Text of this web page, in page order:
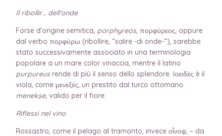
Il ribollir… dell’onde
Forse d’origine semitica, porphyreos, πορφύρεος, oppure
dal verbo πορφύρω (ribollire, “salire -di onde-“), sarebbe
stato successivamente associato in una terminologia
popolare a un mare color vinaccia, mentre il latino
purpureusrende di più il senso dello splendore. Ιοειδές è il
viola, come μενεξές, un prestito dal turco ottomano
menekşe, valido per il fiore.
Riflessi nel vino
Rossastro, come il pelago al tramonto, invece οἶνοψ, – da